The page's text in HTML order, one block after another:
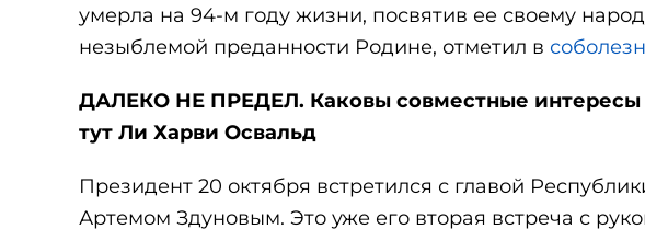
умерла на 94-м году жизни, посвятив ее своему
незыблемой преданности Родине, отметил в
ДАЛЕКО НЕ ПРЕДЕЛ. Каковы совместные
тут Ли Харви Освальд
Президент 20 октября встретился с главой
Артемом Здуновым. Это уже его вторая встреча с